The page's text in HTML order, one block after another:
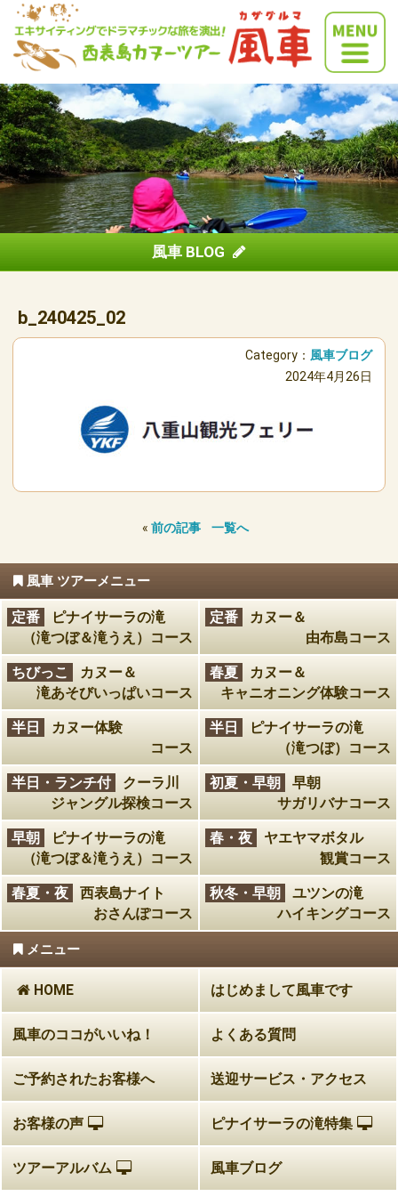
風車 BLOG
b_240425_02
Category： 風車ブログ
2024年4月26日
« 前の記事 一覧へ
風車 ツアーメニュー
定番
ピナイサーラの滝
（滝つぼ＆滝うえ）コース
定番
カヌー＆
由布島コース
ちびっこ
カヌー＆
滝あそびいっぱいコース
春夏
カヌー＆
キャニオニング体験コース
半日
カヌー体験
コース
半日
ピナイサーラの滝
（滝つぼ）コース
半日・ランチ付
クーラ川
ジャングル探検コース
初夏・早朝
早朝
サガリバナコース
早朝
ピナイサーラの滝
（滝つぼ＆滝うえ）コース
春・夜
ヤエヤマボタル
観賞コース
春夏・夜
西表島ナイト
おさんぽコース
秋冬・早朝
ユツンの滝
ハイキングコース
メニュー
HOME はじめまして風車です
風車のココがいいね！ よくある質問
ご予約されたお客様へ 送迎サービス・アクセス
お客様の声 ピナイサーラの滝特集
ツアーアルバム 風車ブログ